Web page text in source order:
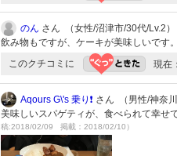
のん さん （女性/沼津市/30代/Lv.2）
飲み物もですが、ケーキが美味しいです
このクチコミに 現在：
Aqours G\'s 乗り❗️ さん （男性/神奈
美味しいスパゲティが、食べられて幸
稿:2018/02/09 掲載：2018/02/10）